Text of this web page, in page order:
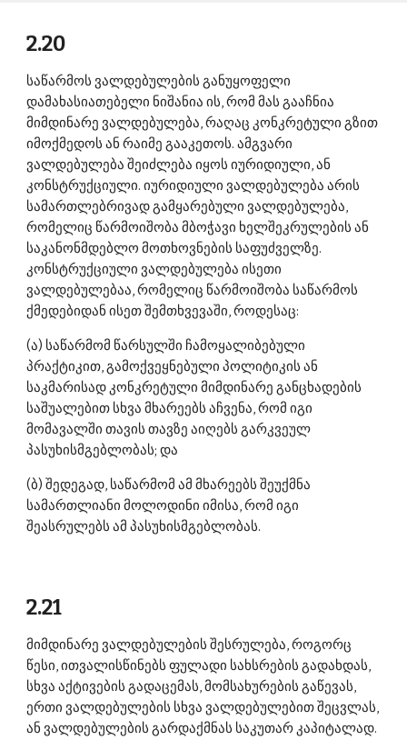
2.20
საწარმოს ვალდებულების განუყოფელი
დამახასიათებელი ნიშანია ის, რომ მას გააჩნია
მიმდინარე ვალდებულება, რაღაც კონკრეტული გზით
იმოქმედოს ან რაიმე გააკეთოს. ამგვარი
ვალდებულება შეიძლება იყოს იურიდიული, ან
კონსტრუქციული. იურიდიული ვალდებულება არის
სამართლებრივად გამყარებული ვალდებულება,
რომელიც წარმოიშობა მბოჭავი ხელშეკრულების ან
საკანონმდებლო მოთხოვნების საფუძველზე.
კონსტრუქციული ვალდებულება ისეთი
ვალდებულებაა, რომელიც წარმოიშობა საწარმოს
ქმედებიდან ისეთ შემთხვევაში, როდესაც:
(ა) საწარმომ წარსულში ჩამოყალიბებული
პრაქტიკით, გამოქვეყნებული პოლიტიკის ან
საკმარისად კონკრეტული მიმდინარე განცხადების
საშუალებით სხვა მხარეებს აჩვენა, რომ იგი
მომავალში თავის თავზე აიღებს გარკვეულ
პასუხისმგებლობას; და
(ბ) შედეგად, საწარმომ ამ მხარეებს შეუქმნა
სამართლიანი მოლოდინი იმისა, რომ იგი
შეასრულებს ამ პასუხისმგებლობას.
2.21
მიმდინარე ვალდებულების შესრულება, როგორც
წესი, ითვალისწინებს ფულადი სახსრების გადახდას,
სხვა აქტივების გადაცემას, მომსახურების გაწევას,
ერთი ვალდებულების სხვა ვალდებულებით შეცვლას,
ან ვალდებულების გარდაქმნას საკუთარ კაპიტალად.